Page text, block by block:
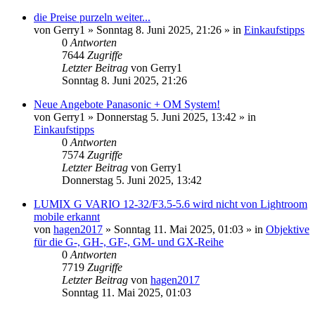
die Preise purzeln weiter...
von Gerry1 » Sonntag 8. Juni 2025, 21:26 » in Einkaufstipps
0 Antworten
7644 Zugriffe
Letzter Beitrag von Gerry1
Sonntag 8. Juni 2025, 21:26
Neue Angebote Panasonic + OM System!
von Gerry1 » Donnerstag 5. Juni 2025, 13:42 » in
Einkaufstipps
0 Antworten
7574 Zugriffe
Letzter Beitrag von Gerry1
Donnerstag 5. Juni 2025, 13:42
LUMIX G VARIO 12-32/F3.5-5.6 wird nicht von Lightroom
mobile erkannt
von hagen2017 » Sonntag 11. Mai 2025, 01:03 » in Objektive
für die G-, GH-, GF-, GM- und GX-Reihe
0 Antworten
7719 Zugriffe
Letzter Beitrag von hagen2017
Sonntag 11. Mai 2025, 01:03